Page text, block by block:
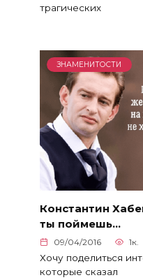
трагических
ЗНАМЕНИТОСТИ
Константин
ты поймешь…
09/04/2016 1к.
Хочу поделиться
которые сказал